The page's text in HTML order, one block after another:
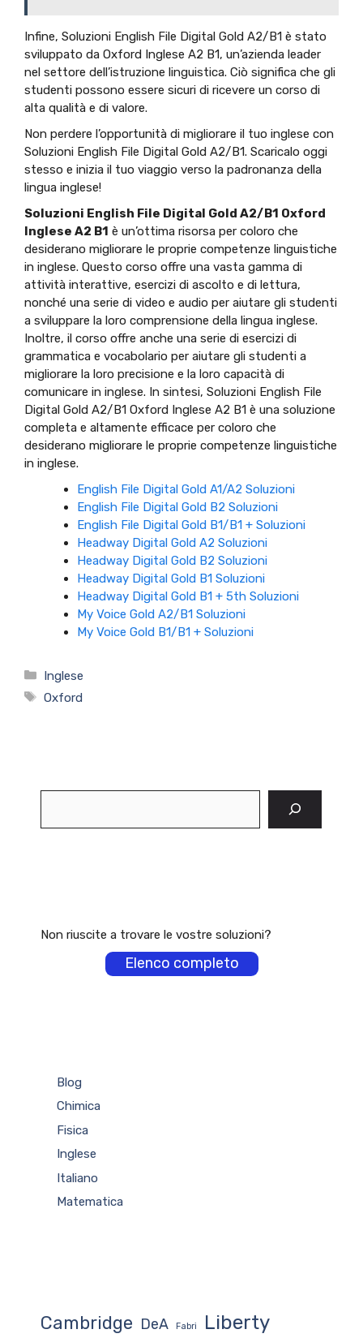
Infine, Soluzioni English File Digital Gold A2/B1 è stato
sviluppato da Oxford Inglese A2 B1, un’azienda leader
nel settore dell’istruzione linguistica. Ciò significa che gli
studenti possono essere sicuri di ricevere un corso di
alta qualità e di valore.
Non perdere l’opportunità di migliorare il tuo inglese con
Soluzioni English File Digital Gold A2/B1. Scaricalo oggi
stesso e inizia il tuo viaggio verso la padronanza della
lingua inglese!
Soluzioni English File Digital Gold A2/B1 Oxford
Inglese A2 B1 è un’ottima risorsa per coloro che
desiderano migliorare le proprie competenze linguistiche
in inglese. Questo corso offre una vasta gamma di
attività interattive, esercizi di ascolto e di lettura,
nonché una serie di video e audio per aiutare gli studenti
a sviluppare la loro comprensione della lingua inglese.
Inoltre, il corso offre anche una serie di esercizi di
grammatica e vocabolario per aiutare gli studenti a
migliorare la loro precisione e la loro capacità di
comunicare in inglese. In sintesi, Soluzioni English File
Digital Gold A2/B1 Oxford Inglese A2 B1 è una soluzione
completa e altamente efficace per coloro che
desiderano migliorare le proprie competenze linguistiche
in inglese.
English File Digital Gold A1/A2 Soluzioni
English File Digital Gold B2 Soluzioni
English File Digital Gold B1/B1 + Soluzioni
Headway Digital Gold A2 Soluzioni
Headway Digital Gold B2 Soluzioni
Headway Digital Gold B1 Soluzioni
Headway Digital Gold B1 + 5th Soluzioni
My Voice Gold A2/B1 Soluzioni
My Voice Gold B1/B1 + Soluzioni
Categorie
Inglese
Tag
Oxford
Non riuscite a trovare le vostre soluzioni?
Elenco completo
Blog
Chimica
Fisica
Inglese
Italiano
Matematica
Cambridge DeA Fabri Liberty